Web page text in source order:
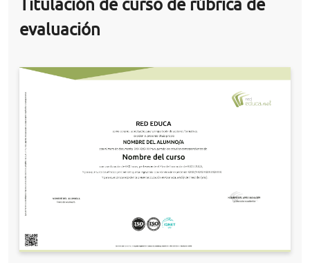
Titulación de curso de rúbrica de
evaluación